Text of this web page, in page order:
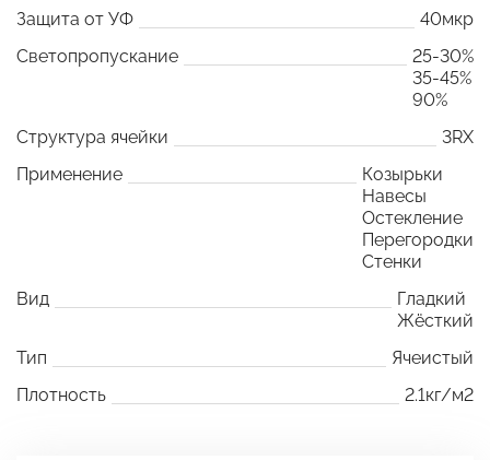
Защита от УФ
40мкр
Светопропускание
25-30%
35-45%
90%
Структура ячейки
3RX
Применение
Козырьки
Навесы
Остекление
Перегородки
Стенки
Вид
Гладкий
Жёсткий
Тип
Ячеистый
Плотность
2.1кг/м2